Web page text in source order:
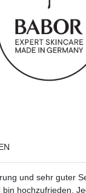
und sehr guter
hochzufrieden.